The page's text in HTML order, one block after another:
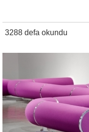
3288 defa okundu